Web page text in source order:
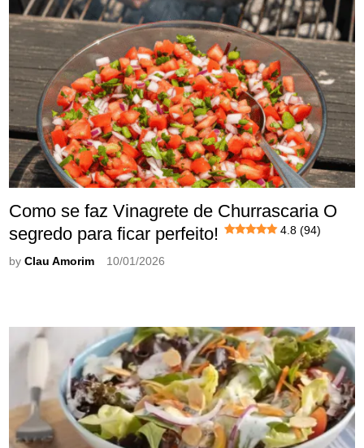
Como se faz Vinagrete de Churrascaria O
segredo para ficar perfeito!
4.8 (94)
byClau Amorim 10/01/2026